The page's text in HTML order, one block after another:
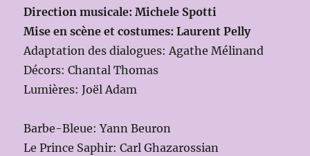
Direction musicale: Michele Spotti
Mise en scène et costumes: Laurent Pelly
Adaptation des dialogues: Agathe Mélinand
Décors: Chantal Thomas
Lumières: Joël Adam
Barbe-Bleue: Yann Beuron
Le Prince Saphir: Carl Ghazarossian